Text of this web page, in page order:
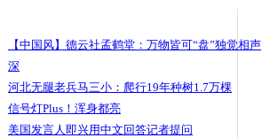
【中国风】德云社孟鹤堂：万物皆可“盘”独觉相声
深
河北无腿老兵马三小：爬行19年种树1.7万棵
信号灯Plus！浑身都亮
美国发言人即兴用中文回答记者提问